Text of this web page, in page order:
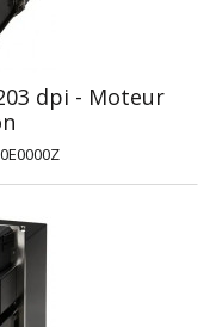
dpi - Moteur